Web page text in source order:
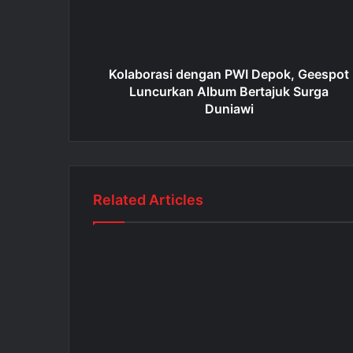
Kolaborasi dengan PWI Depok, Geespot
Luncurkan Album Bertajuk Surga
Duniawi
Related Articles